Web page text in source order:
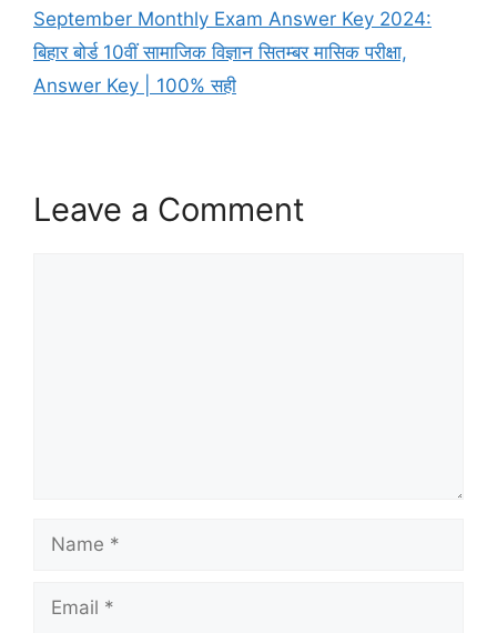
September Monthly Exam Answer Key 2024:
बिहार बोर्ड 10वीं सामाजिक विज्ञान सितम्बर मासिक परीक्षा,
Answer Key | 100% सही
Leave a Comment